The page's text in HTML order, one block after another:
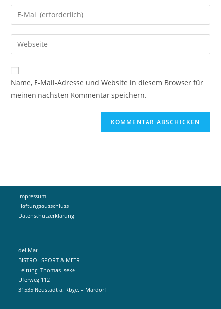
Namen
oder
zum
Kommentieren
ein
Gib
deine
E-
Mail-
zum
Kommentieren
ein
Gib
deine
Website-
URL
Name, E-Mail-Adresse und Website in diesem Browser für
meinen nächsten Kommentar speichern.
Impressum
Haftungsausschluss
Datenschutzerklärung
del Mar
BISTRO · SPORT & MEER
Leitung: Thomas Iseke
Uferweg 112
31535 Neustadt a. Rbge. – Mardorf